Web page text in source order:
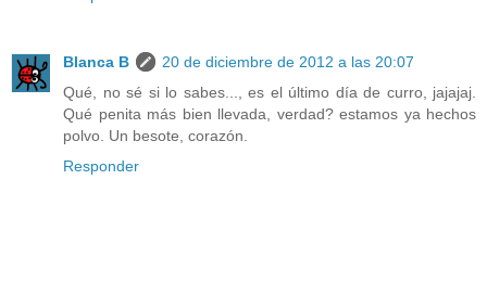
Blanca B
20 de diciembre de 2012 a las 20:07
Qué, no sé si lo sabes..., es el último día de curro, jajajaj.
Qué penita más bien llevada, verdad? estamos ya hechos
polvo. Un besote, corazón.
Responder